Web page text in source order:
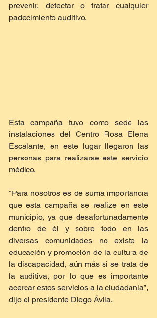
prevenir, detectar o tratar cualquier
padecimiento auditivo.
Esta campaña tuvo como sede las
instalaciones del Centro Rosa Elena
Escalante, en este lugar llegaron las
personas para realizarse este servicio
médico.
"Para nosotros es de suma importancia
que esta campaña se realize en este
municipio, ya que desafortunadamente
dentro de él y sobre todo en las
diversas comunidades no existe la
educación y promoción de la cultura de
la discapacidad, aún más si se trata de
la auditiva, por lo que es importante
acercar estos servicios a la ciudadania”,
dijo el presidente Diego Ávila.